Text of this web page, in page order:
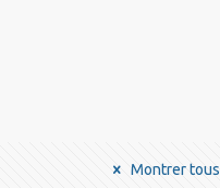
Montrer tous